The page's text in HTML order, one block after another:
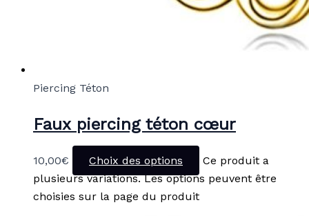
Piercing Téton
Faux piercing téton cœur
10,00€ Choix des options
Ce produit a
plusieurs variations. Les options peuvent être
choisies sur la page du produit